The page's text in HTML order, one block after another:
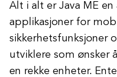
Alt i alt er Java ME
applikasjoner for
sikkerhetsfunksjoner
utviklere som ønsker
en rekke enheter.